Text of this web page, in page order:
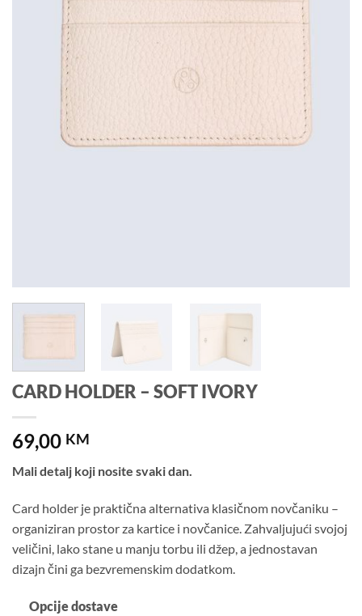
CARD HOLDER – SOFT IVORY
69,00 KM
Mali detalj koji nosite svaki dan.
Card holder je praktična alternativa klasičnom novčaniku –
organiziran prostor za kartice i novčanice. Zahvaljujući svojoj
veličini, lako stane u manju torbu ili džep, a jednostavan
dizajn čini ga bezvremenskim dodatkom.
Opcije dostave